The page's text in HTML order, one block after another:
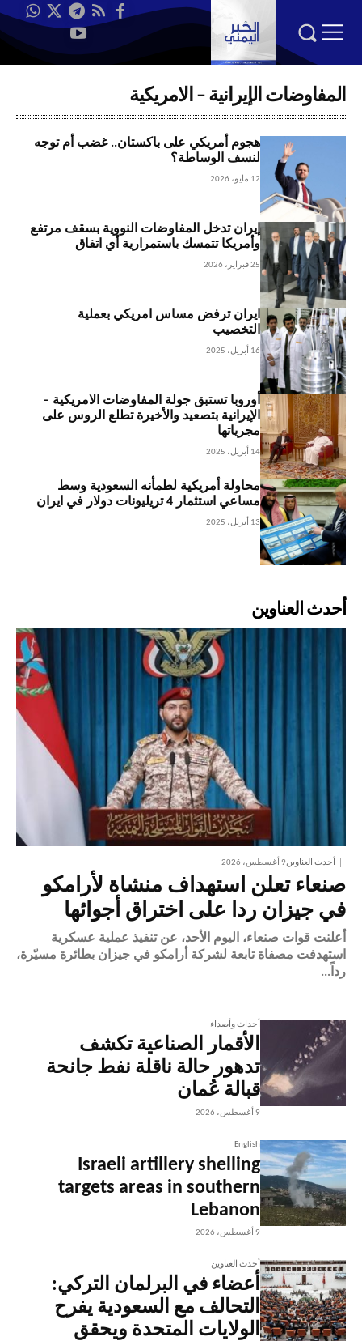
المفاوضات الإيرانية – الامريكية
هجوم أمريكي على باكستان.. غضب أم توجه
لنسف الوساطة؟
12 مايو، 2026
إيران تدخل المفاوضات النووية بسقف مرتفع
وأمريكا تتمسك باستمرارية أي اتفاق
25 فبراير، 2026
ايران ترفض مساس امريكي بعملية
التخصيب
16 أبريل، 2025
أوروبا تستبق جولة المفاوضات الامريكية –
الإيرانية بتصعيد والأخيرة تطلع الروس على
مجرياتها
14 أبريل، 2025
محاولة أمريكية لطمأنه السعودية وسط
مساعي استثمار 4 تريليونات دولار في ايران
13 أبريل، 2025
أحدث العناوين
أحدث العناوين9 أغسطس، 2026
صنعاء تعلن استهداف منشاة لأرامكو
في جيزان ردا على اختراق أجوائها
أعلنت قوات صنعاء، اليوم الأحد، عن تنفيذ عملية عسكرية
استهدفت مصفاة تابعة لشركة أرامكو في جيزان بطائرة مسيّرة،
رداً...
أحداث وأصداء
الأقمار الصناعية تكشف
تدهور حالة ناقلة نفط جانحة
قبالة عُمان
9 أغسطس، 2026
English
Israeli artillery shelling
targets areas in southern
Lebanon
9 أغسطس، 2026
أحدث العناوين
أعضاء في البرلمان التركي:
التحالف مع السعودية يفرح
الولايات المتحدة ويحقق